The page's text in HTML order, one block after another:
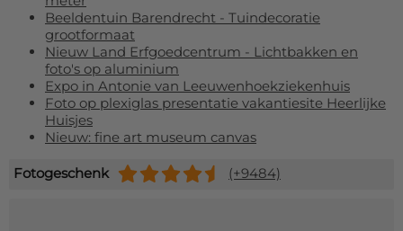
Beeldentuin Barendrecht - Tuindecoratie
grootformaat
Nieuw Land Erfgoedcentrum - Lichtbakken en
foto's op aluminium
Expo in Antonie van Leeuwenhoekziekenhuis
Foto op plexiglas presentatie vakantiesite Heerlijke
Huisjes
Nieuw: fine art museum canvas
Fotogeschenk (+9484)